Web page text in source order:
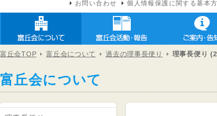
お問い合わせ 個人情報保護に関する基本
富丘会TOP 富丘会について 過去の理事長便り 理事長便り
富丘会について